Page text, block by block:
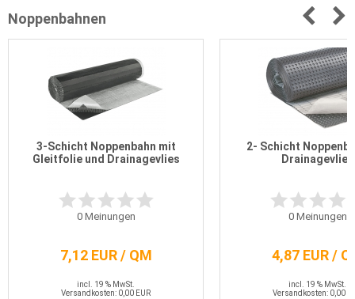
Noppenbahnen
3-Schicht Noppenbahn mit
Gleitfolie und Drainagevlies
0Meinungen
7,12 EUR / QM
incl. 19 % MwSt.
Versandkosten: 0,00 EUR
2- Schicht
Drainagevlies
0Meinungen
4,87 EUR /
incl. 19 % MwSt.
Versandkosten: 0,00